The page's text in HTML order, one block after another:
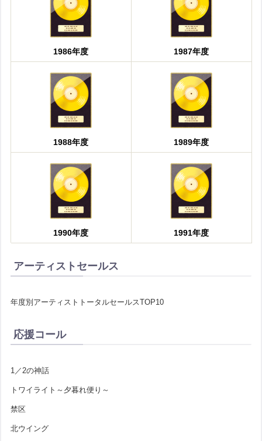
1986年度 1987年度
1988年度 1989年度
1990年度 1991年度
アーティストセールス
年度別アーティストトータルセールスTOP10
応援コール
1／2の神話
トワイライト～夕暮れ便り～
禁区
北ウイング